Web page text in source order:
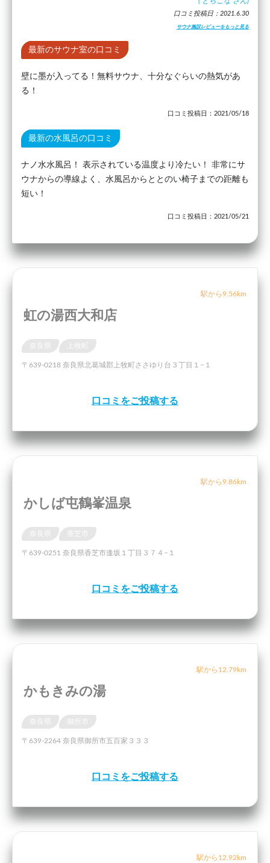
口コミ投稿日：2021.6.30
サウナ施設レビューをもっと見る
最新のサウナ室の口コミ
壁に墨が入ってる！無料サウナ、十分なぐらいの熱気があ
る！
口コミ投稿日：2021/05/18
最新の水風呂の口コミ
ナノ水水風呂！ 表示されている温度より冷たい！ 非常にサ
ウナからの導線よく、水風呂からととのい椅子までの距離も
短い！
口コミ投稿日：2021/05/21
駅から9.56km
虹の湯西大和店
奈良県 上牧町
〒639-0218 奈良県北葛城郡上牧町ささゆり台３丁目１−１
口コミをご投稿する
駅から9.86km
かしば屯鶴峯温泉
奈良県 香芝市
〒639-0251 奈良県香芝市逢坂１丁目３７４−１
口コミをご投稿する
駅から12.79km
かもきみの湯
奈良県
〒639-2264 奈良県御所市五百家３３３
口コミをご投稿する
駅から12.92km